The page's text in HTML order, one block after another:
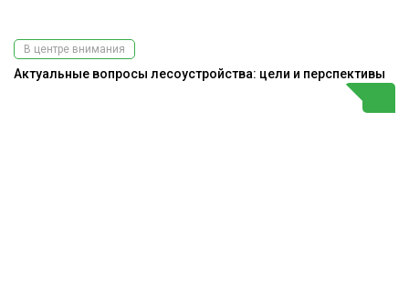
В центре внимания
Актуальные вопросы лесоустройства: цели и перспективы